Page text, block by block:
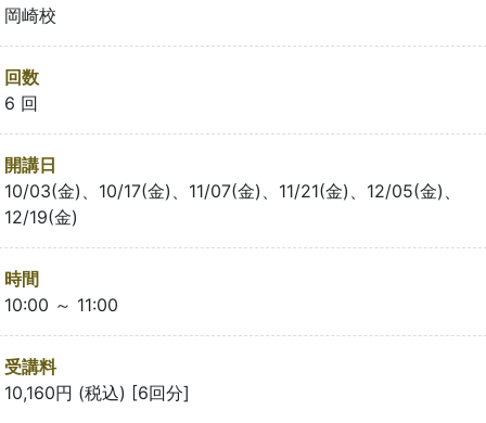
岡崎校
回数
6 回
開講日
10/03(金)、10/17(金)、11/07(金)、11/21(金)、12/05(金)、
12/19(金)
時間
10:00 ～ 11:00
受講料
10,160円 (税込) [6回分]